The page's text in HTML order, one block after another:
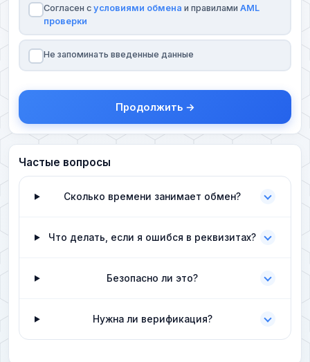
Согласен с условиями обмена и правилами AML
проверки
Не запоминать введенные данные
Продолжить →
Частые вопросы
Сколько времени занимает обмен?
Что делать, если я ошибся в реквизитах?
Безопасно ли это?
Нужна ли верификация?